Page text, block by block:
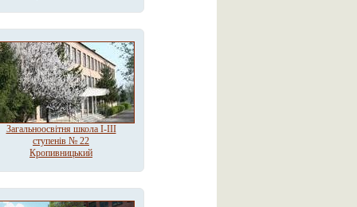
Загальноосвітня школа І-ІІІ
ступенів № 22
Кропивницький